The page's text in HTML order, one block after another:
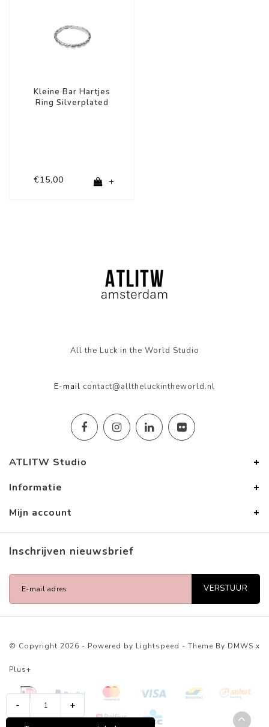
- +
Kleine Bar Hartjes
Ring Silverplated
€15,00 +
All the Luck in the World Studio
E-mail contact@alltheluckintheworld.nl
ATLITW Studio
Informatie
Mijn account
Inschrijven nieuwsbrief
VERSTUUR
© Copyright 2026 - Powered by Lightspeed - Theme By DMWS x
Plus+